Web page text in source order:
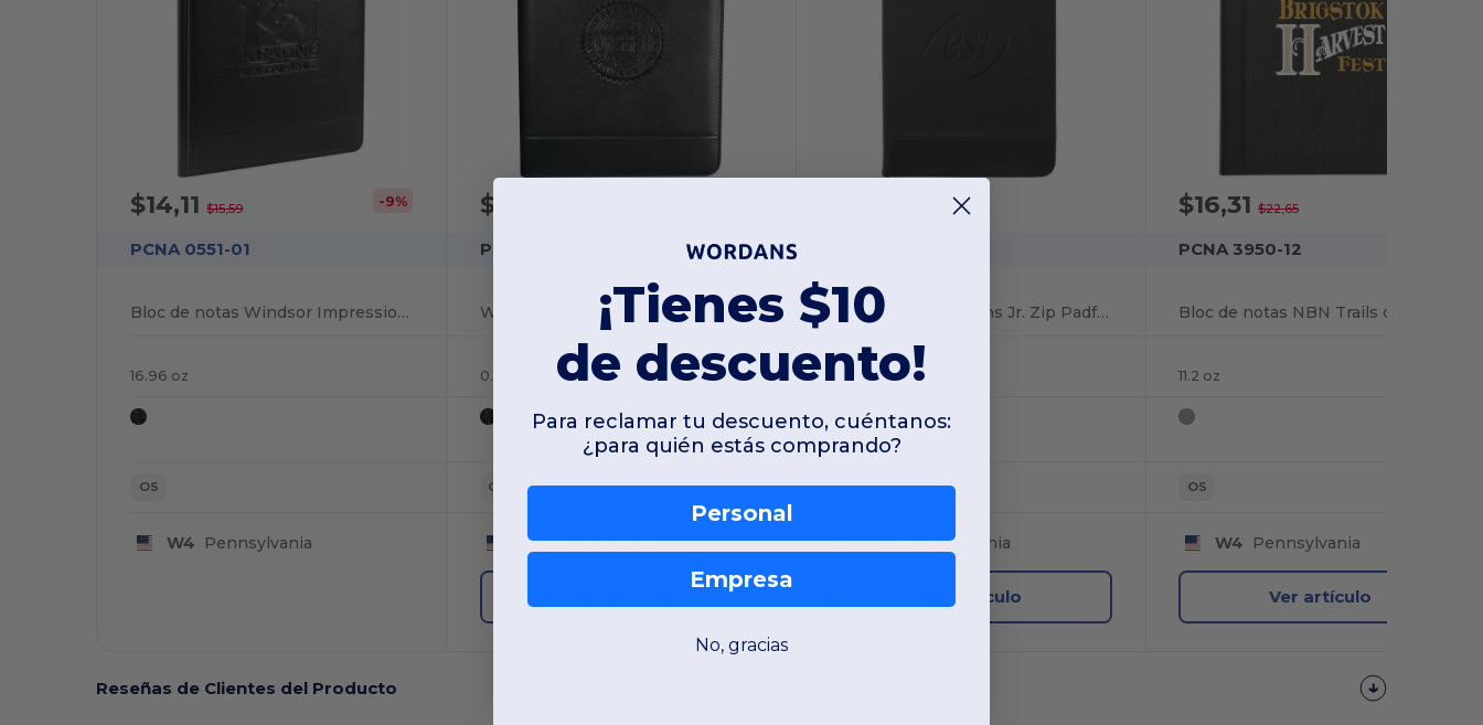
$14,11$15,59 -9%
PCNA 0551-01
Bloc de notas Windsor Impressions con papel mixto FSC
16.96 oz
OS
W4 Pennsylvania
$16,26
PCNA 0551-10
Windsor Impressions Zip Padfolio Papel FSC Mixto
0.32 oz
OS
W4Pennsylvania
Windsor Impressions Jr. Zip Padfolio FSC Mix Pape
8.96 oz
OS
W4Pennsylvania
Ver artículo
$16,31$22,65
PCNA 3950-12
11.2 oz
OS
W4 Pennsylvania
Ver artículo
Reseñas de Clientes del Producto
¡Tienes $10
de descuento!
Para reclamar tu descuento, cuéntanos:
¿para quién estás comprando?
Personal
Empresa
No, gracias